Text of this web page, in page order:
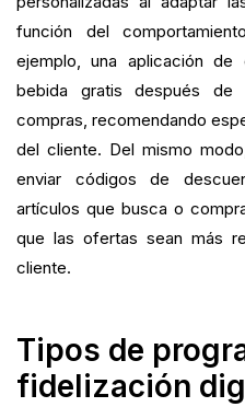
función del
ejemplo, una aplicación
bebida gratis después de
compras, recomendando
del cliente. Del mismo
enviar códigos de
artículos que busca o
que las ofertas sean más
cliente.
Tipos de
fidelización